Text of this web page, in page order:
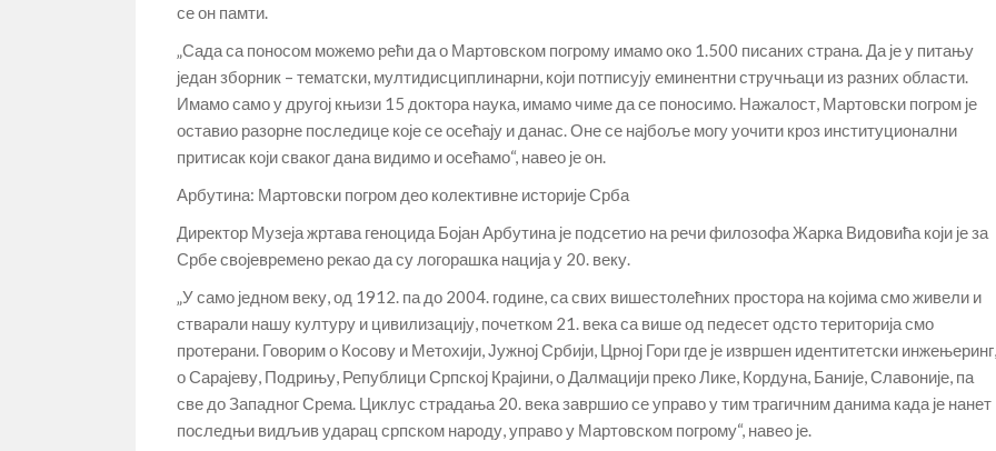
се он памти.
„Сада са поносом можемо рећи да о Мартовском погрому имамо око 1.500 писаних страна. Да је у питању
један зборник – тематски, мултидисциплинарни, који потписују еминентни стручњаци из разних области.
Имамо само у другој књизи 15 доктора наука, имамо чиме да се поносимо. Нажалост, Мартовски погром је
оставио разорне последице које се осећају и данас. Оне се најбоље могу уочити кроз институционални
притисак који сваког дана видимо и осећамо“, навео је он.
Арбутина: Мартовски погром део колективне историје Срба
Директор Музеја жртава геноцида Бојан Арбутина је подсетио на речи филозофа Жарка Видовића који је за
Србе својевремено рекао да су логорашка нација у 20. веку.
„У само једном веку, од 1912. па до 2004. године, са свих вишестолећних простора на којима смо живели и
стварали нашу културу и цивилизацију, почетком 21. века са више од педесет одсто територија смо
протерани. Говорим о Косову и Метохији, Јужној Србији, Црној Гори где је извршен идентитетски инжењеринг,
о Сарајеву, Подрињу, Републици Српској Крајини, о Далмацији преко Лике, Кордуна, Баније, Славоније, па
све до Западног Срема. Циклус страдања 20. века завршио се управо у тим трагичним данима када је нанет
последњи видљив ударац српском народу, управо у Мартовском погрому“, навео је.